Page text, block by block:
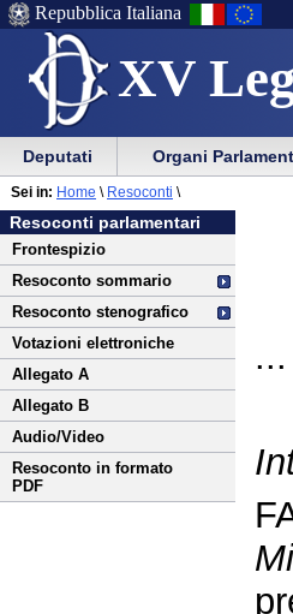
XV
Menu
di
ausilio
alla
navigazione
Vai
Menu
di
navigazione
principale
Repubblica Italiana
Menu
di
navigazione
principale
Vai
menu
di
sezione
Deputati Organi
Vai
al
contenuto
Resoconti parlamentari
Frontespizio
Resoconto sommario
Resoconto stenografico
Votazioni elettroniche
Allegato A
Allegato B
Audio/Video
Resoconto in formato
PDF
Sei in: Home \ Resoconti \
...